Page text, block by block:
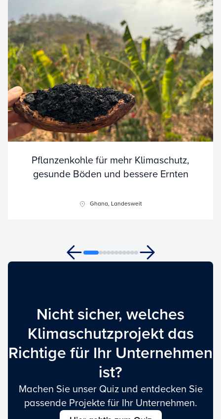
Pflanzenkohle für mehr Klimaschutz,
gesunde Böden und bessere Ernten
Ghana, Landesweit
Nicht sicher, welches
Klimaschutzprojekt das
Richtige für Ihr Unternehmen
ist?
Machen Sie unser Quiz und entdecken Sie
passende Projekte für Ihr Unternehmen.